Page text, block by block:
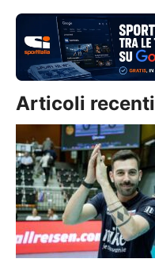
Articoli recenti